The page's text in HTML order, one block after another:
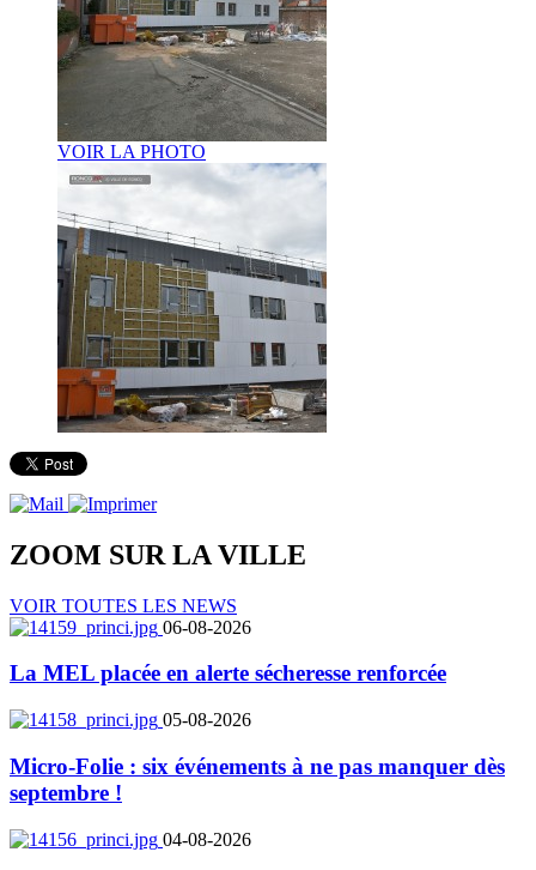
VOIR LA PHOTO
ZOOM SUR LA VILLE
VOIR TOUTES LES NEWS
06-08-2026
La MEL placée en alerte sécheresse renforcée
05-08-2026
Micro-Folie : six événements à ne pas manquer dès
septembre !
04-08-2026